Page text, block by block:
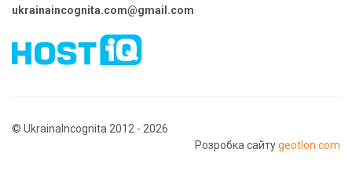
ukrainaincognita.com@gmail.com
© UkrainaIncognita 2012 - 2026
Розробка сайтуgeotlon.com